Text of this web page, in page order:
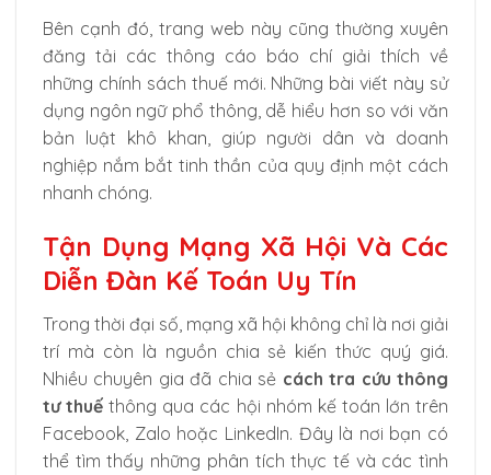
Bên cạnh đó, trang web này cũng thường xuyên
đăng tải các thông cáo báo chí giải thích về
những chính sách thuế mới. Những bài viết này sử
dụng ngôn ngữ phổ thông, dễ hiểu hơn so với văn
bản luật khô khan, giúp người dân và doanh
nghiệp nắm bắt tinh thần của quy định một cách
nhanh chóng.
Tận Dụng Mạng Xã Hội Và Các
Diễn Đàn Kế Toán Uy Tín
Trong thời đại số, mạng xã hội không chỉ là nơi giải
trí mà còn là nguồn chia sẻ kiến thức quý giá.
Nhiều chuyên gia đã chia sẻ cách tra cứu thông
tư thuế thông qua các hội nhóm kế toán lớn trên
Facebook, Zalo hoặc LinkedIn. Đây là nơi bạn có
thể tìm thấy những phân tích thực tế và các tình